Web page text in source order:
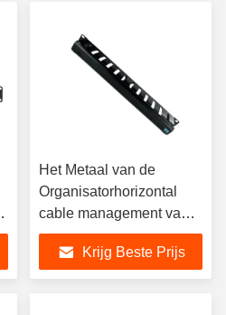
Het Metaal van de
Organisatorhorizontal
cable management van
de rekkabel
Krijg Beste Prijs